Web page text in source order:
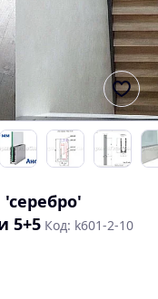
5+5 Код: k601-2-10